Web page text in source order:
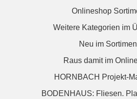
Onlineshop
Weitere Kategorien im
Neu im
Raus damit im
HORNBACH Projekt-
BODENHAUS: Fliesen.